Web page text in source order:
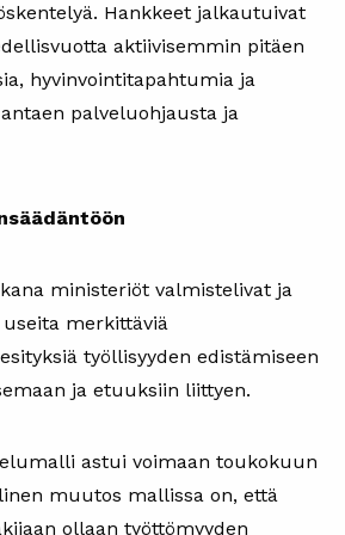
Hankkeet jalkautuivat
aktiivisemmin pitäen
hyvinvointitapahtumia ja
palveluohjausta ja
ministeriöt valmistelivat ja
merkittäviä
työllisyyden edistämiseen
ja etuuksiin liittyen.
astui voimaan toukokuun
muutos mallissa on, että
ollaan työttömyyden